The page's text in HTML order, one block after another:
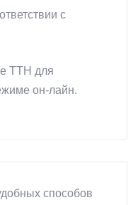
с
ТТН для
он-лайн.
способов